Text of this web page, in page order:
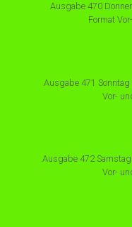
Ausgabe 470
Format
Ausgabe 471
Vor-
Ausgabe 472
Vor-